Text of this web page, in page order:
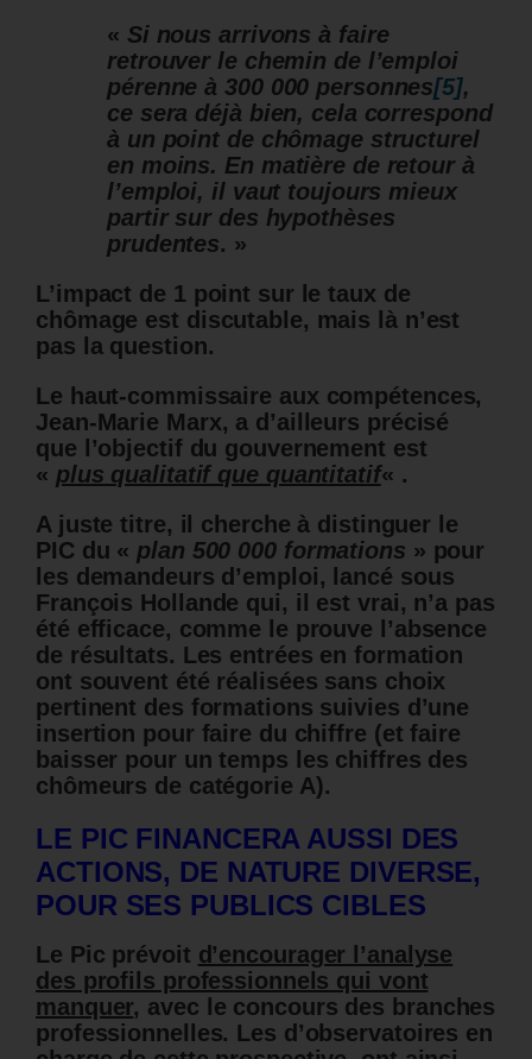
« Si nous arrivons à faire
retrouver le chemin de l’emploi
pérenne à 300 000 personnes[5],
ce sera déjà bien, cela correspond
à un point de chômage structurel
en moins. En matière de retour à
l’emploi, il vaut toujours mieux
partir sur des hypothèses
prudentes. »
L’impact de 1 point sur le taux de
chômage est discutable, mais là n’est
pas la question.
Le haut-commissaire aux compétences,
Jean-Marie Marx, a d’ailleurs précisé
que l’objectif du gouvernement est
« plus qualitatif que quantitatif« .
A juste titre, il cherche à distinguer le
PIC du « plan 500 000 formations » pour
les demandeurs d’emploi, lancé sous
François Hollande qui, il est vrai, n’a pas
été efficace, comme le prouve l’absence
de résultats. Les entrées en formation
ont souvent été réalisées sans choix
pertinent des formations suivies d’une
insertion pour faire du chiffre (et faire
baisser pour un temps les chiffres des
chômeurs de catégorie A).
LE PIC FINANCERA AUSSI DES
ACTIONS, DE NATURE DIVERSE,
POUR SES PUBLICS CIBLES
Le Pic prévoit d’encourager l’analyse
des profils professionnels qui vont
manquer, avec le concours des branches
professionnelles. Les d’observatoires en